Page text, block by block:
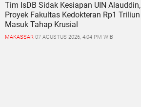
Tim IsDB Sidak Kesiapan UIN Alauddin,
Proyek Fakultas Kedokteran Rp1 Triliun
Masuk Tahap Krusial
MAKASSAR 07 AGUSTUS 2026, 4:04 PM WIB